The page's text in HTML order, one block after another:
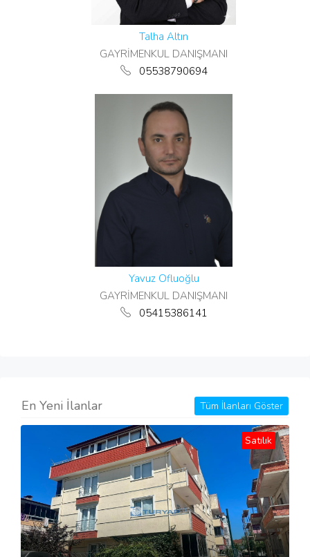
Talha Altın
GAYRİMENKUL DANIŞMANI
05538790694
Yavuz Ofluoğlu
GAYRİMENKUL DANIŞMANI
05415386141
En Yeni İlanlar Tüm İlanları Göster
Satılık